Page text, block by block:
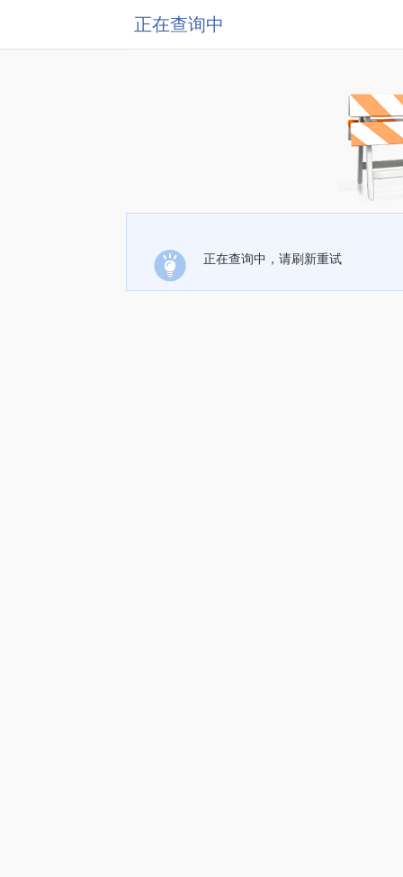
正在查询中
正在查询中，请刷新重试